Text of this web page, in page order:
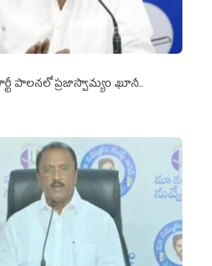
పాలనలో ప్రజాస్వామ్యం ఖూనీ..